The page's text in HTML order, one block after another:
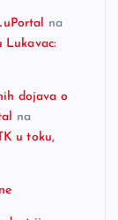
na
Lukavac:
dojava o
na
u toku,